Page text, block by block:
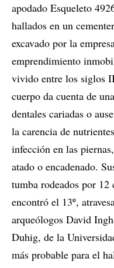
apodado Esqueleto
hallados en un
excavado por la
emprendimiento
vivido entre los siglos
cuerpo da cuenta de
dentales cariadas o
la carencia de
infección en las
atado o encadenado.
tumba rodeados por 12
encontró el 13º,
arqueólogos David
Duhig, de la
más probable para el